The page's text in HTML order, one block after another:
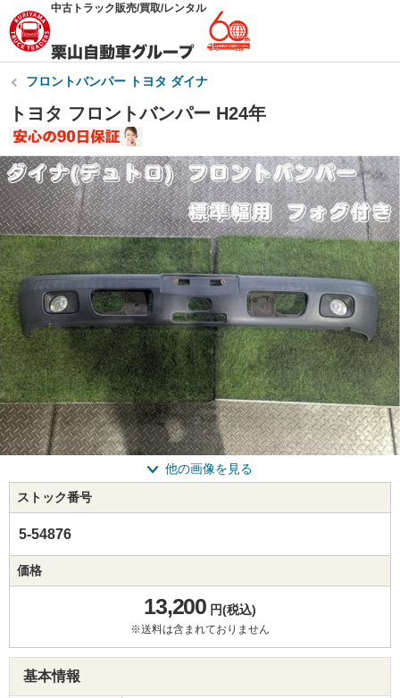
中古トラック販売/買取/レンタル
フロントバンパー トヨタ ダイナ
トヨタ フロントバンパー H24年
他の画像を見る
ストック番号
5-54876
価格
13,200円(税込)
※送料は含まれておりません
基本情報